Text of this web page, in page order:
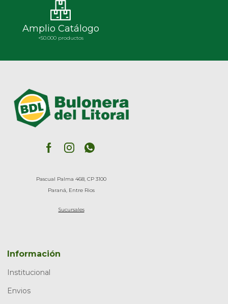
Amplio Catálogo
+50.000 productos
Pascual Palma 468, CP 3100
Paraná, Entre Rios
Sucursales
Información
Institucional
Envios